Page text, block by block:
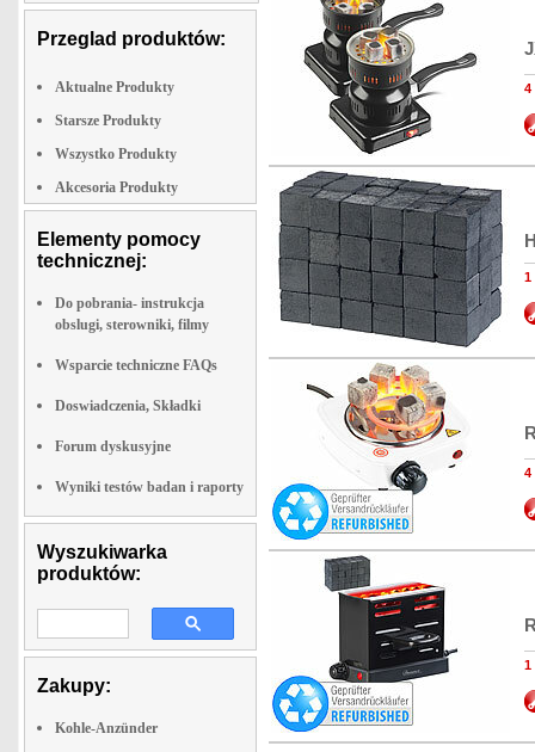
Przeglad produktów:
Aktualne Produkty
Starsze Produkty
Wszystko Produkty
Akcesoria Produkty
Elementy pomocy
technicznej:
Do pobrania- instrukcja
obslugi, sterowniki, filmy
Wsparcie techniczne FAQs
Doswiadczenia, Składki
Forum dyskusyjne
Wyniki testów badan i raporty
Wyszukiwarka
produktów:
Zakupy:
Kohle-Anzünder
4
1
4
1